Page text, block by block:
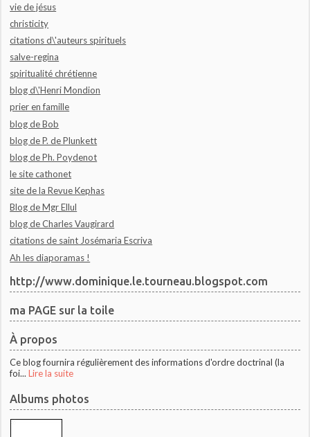
vie de jésus
christicity
citations d\'auteurs spirituels
salve-regina
spiritualité chrétienne
blog d\'Henri Mondion
prier en famille
blog de Bob
blog de P. de Plunkett
blog de Ph. Poydenot
le site cathonet
site de la Revue Kephas
Blog de Mgr Ellul
blog de Charles Vaugirard
citations de saint Josémaria Escriva
Ah les diaporamas !
http://www.dominique.le.tourneau.blogspot.com
ma PAGE sur la toile
À propos
Ce blog fournira régulièrement des informations d'ordre doctrinal (la
foi... Lire la suite
Albums photos